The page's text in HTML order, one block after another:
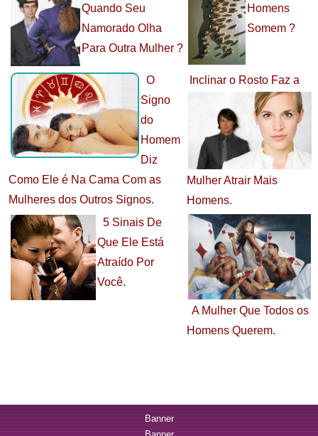
Quando Seu
Namorado Olha
Para Outra Mulher ?
Homens
Somem ?
O
Signo
do
Homem
Diz
Como Ele é Na Cama Com as
Mulheres dos Outros Signos.
Inclinar o Rosto Faz a
Mulher Atrair Mais
Homens.
5 Sinais De
Que Ele Está
Atraído Por
Você.
A Mulher Que Todos os
Homens Querem.
Banner